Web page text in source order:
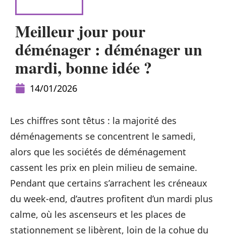
Meilleur jour pour
déménager : déménager un
mardi, bonne idée ?
14/01/2026
Les chiffres sont têtus : la majorité des
déménagements se concentrent le samedi,
alors que les sociétés de déménagement
cassent les prix en plein milieu de semaine.
Pendant que certains s’arrachent les créneaux
du week-end, d’autres profitent d’un mardi plus
calme, où les ascenseurs et les places de
stationnement se libèrent, loin de la cohue du